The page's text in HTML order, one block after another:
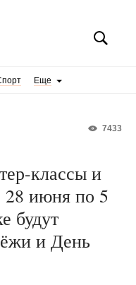
Еще
7433
классы и
28 июня по 5
будут
и День